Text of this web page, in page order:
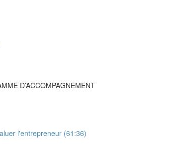
D’ACCOMPAGNEMENT
l'entrepreneur (61:36)